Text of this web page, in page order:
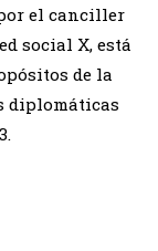
el canciller
social X, está
de la
diplomáticas